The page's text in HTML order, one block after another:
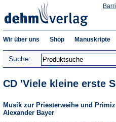
Wir über uns Shop Manuskripte
Suche:
CD 'Viele kleine erste
Musik zur Priesterweihe und
Alexander Bayer